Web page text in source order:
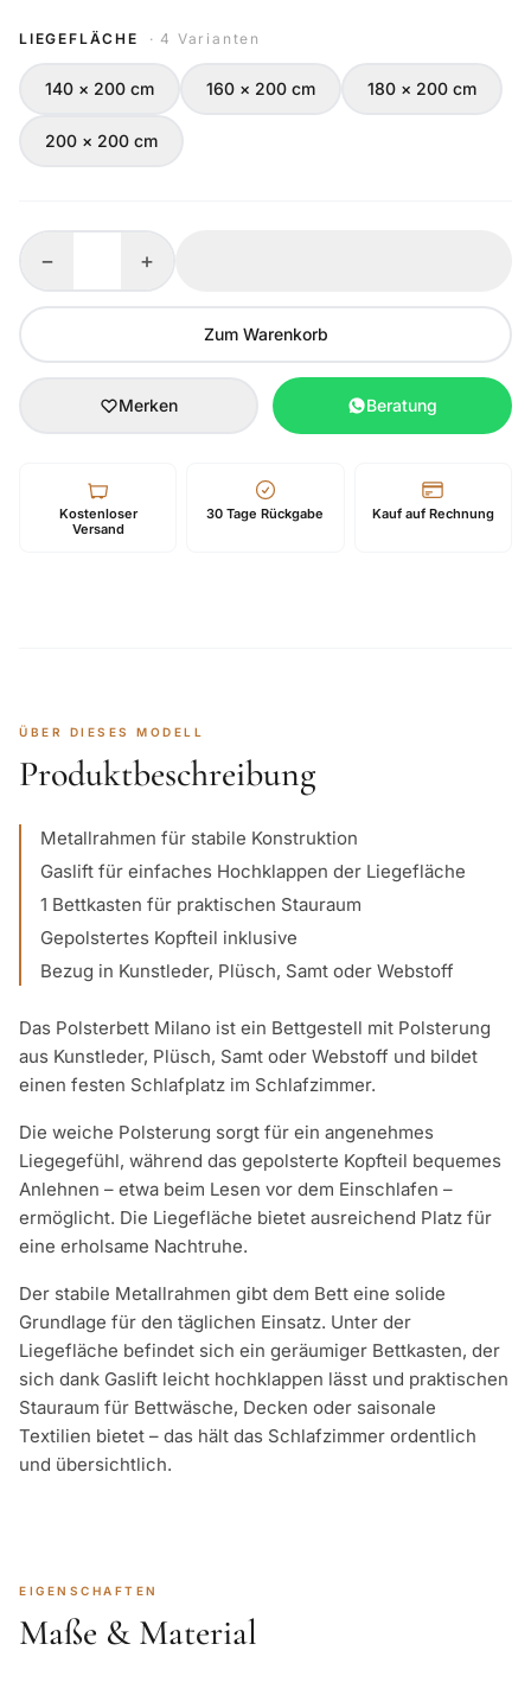
LIEGEFLÄCHE · 4 Varianten
140 × 200 cm 160 × 200 cm 180 × 200 cm
200 × 200 cm
− +
Zum Warenkorb
Merken Beratung
Kostenloser
Versand
30 Tage Rückgabe Kauf auf Rechnung
ÜBER DIESES MODELL
Produktbeschreibung
Metallrahmen für stabile Konstruktion
Gaslift für einfaches Hochklappen der Liegefläche
1 Bettkasten für praktischen Stauraum
Gepolstertes Kopfteil inklusive
Bezug in Kunstleder, Plüsch, Samt oder Webstoff
Das Polsterbett Milano ist ein Bettgestell mit Polsterung
aus Kunstleder, Plüsch, Samt oder Webstoff und bildet
einen festen Schlafplatz im Schlafzimmer.
Die weiche Polsterung sorgt für ein angenehmes
Liegegefühl, während das gepolsterte Kopfteil bequemes
Anlehnen – etwa beim Lesen vor dem Einschlafen –
ermöglicht. Die Liegefläche bietet ausreichend Platz für
eine erholsame Nachtruhe.
Der stabile Metallrahmen gibt dem Bett eine solide
Grundlage für den täglichen Einsatz. Unter der
Liegefläche befindet sich ein geräumiger Bettkasten, der
sich dank Gaslift leicht hochklappen lässt und praktischen
Stauraum für Bettwäsche, Decken oder saisonale
Textilien bietet – das hält das Schlafzimmer ordentlich
und übersichtlich.
EIGENSCHAFTEN
Maße & Material